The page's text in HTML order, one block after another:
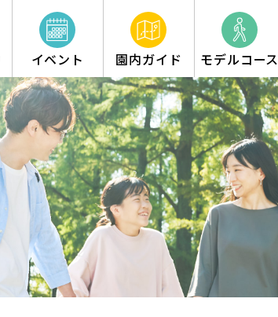
イベント 園内ガイド モデルコース